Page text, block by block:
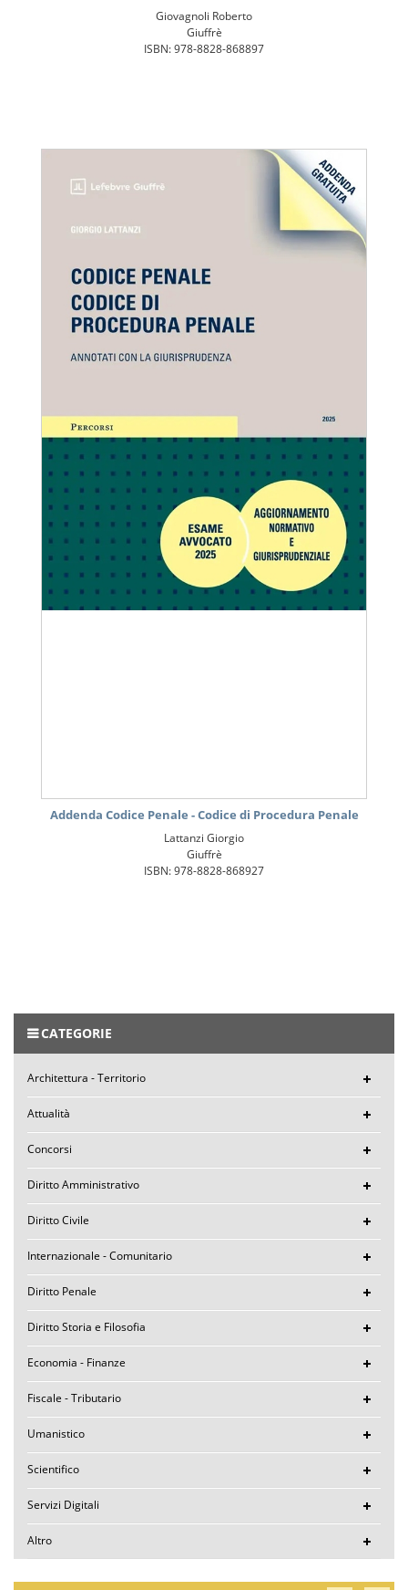
Giovagnoli Roberto
Giuffrè
ISBN: 978-8828-868897
Addenda Codice Penale - Codice di Procedura Penale
Lattanzi Giorgio
Giuffrè
ISBN: 978-8828-868927
CATEGORIE
Architettura - Territorio
Attualità
Concorsi
Diritto Amministrativo
Diritto Civile
Internazionale - Comunitario
Diritto Penale
Diritto Storia e Filosofia
Economia - Finanze
Fiscale - Tributario
Umanistico
Scientifico
Servizi Digitali
Altro